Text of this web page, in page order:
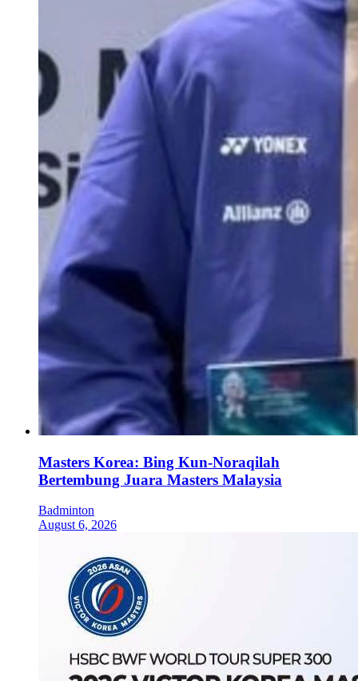
Masters Korea: Bing Kun-Noraqilah
Bertembung Juara Masters Malaysia
Badminton
August 6, 2026